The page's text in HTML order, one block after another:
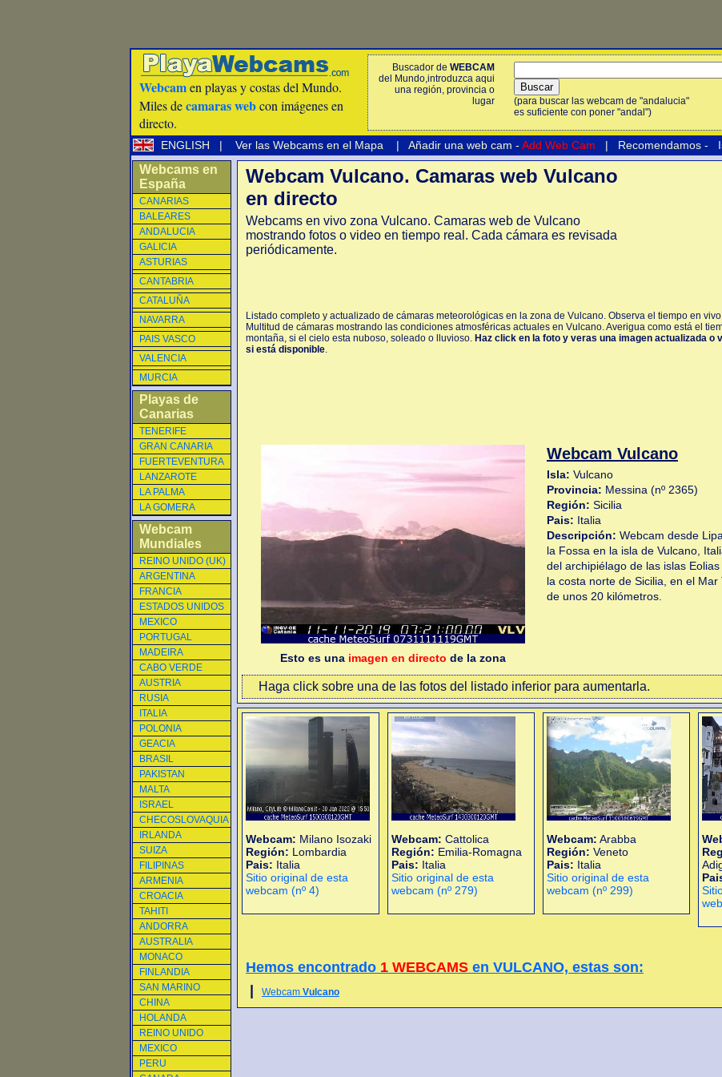
Webcamen playas y costas del Mundo.
Miles decamaras webcon imágenes en
directo.
Buscador de WEBCAM
del Mundo,introduzca aqui
una región, provincia o
lugar
(para buscar las webcam de "andalucia"
es suficiente con poner "andal")
ENGLISH | Ver las Webcams en el Mapa | Añadir una web cam - Add Web Cam | Recomendamos -
Webcams en
España
CANARIAS
BALEARES
ANDALUCIA
GALICIA
ASTURIAS
CANTABRIA
CATALUÑA
NAVARRA
PAIS VASCO
VALENCIA
MURCIA
Playas de
Canarias
TENERIFE
GRAN CANARIA
FUERTEVENTURA
LANZAROTE
LA PALMA
LA GOMERA
Webcam
Mundiales
REINO UNIDO (UK)
ARGENTINA
FRANCIA
ESTADOS UNIDOS
MEXICO
PORTUGAL
MADEIRA
CABO VERDE
AUSTRIA
RUSIA
ITALIA
POLONIA
GEACIA
BRASIL
PAKISTAN
MALTA
ISRAEL
CHECOSLOVAQUIA
IRLANDA
SUIZA
FILIPINAS
ARMENIA
CROACIA
TAHITI
ANDORRA
AUSTRALIA
MONACO
FINLANDIA
SAN MARINO
CHINA
HOLANDA
REINO UNIDO
MEXICO
PERU
Webcam Vulcano. Camaras web Vulcano
en directo
Webcams en vivo zona Vulcano. Camaras web de Vulcano
mostrando fotos o video en tiempo real. Cada cámara es revisada
periódicamente.
Listado completo y actualizado de cámaras meteorológicas en la zona de Vulcano. Observa el tiempo en
Multitud de cámaras mostrando las condiciones atmosféricas actuales en Vulcano. Averigua como está el
montaña, si el cielo esta nuboso, soleado o lluvioso. Haz click en la foto y veras una imagen actualizada o
si está disponible.
Esto es una imagen en directo de la zona
Webcam Vulcano
Isla: Vulcano
Provincia: Messina (nº 2365)
Región: Sicilia
Pais: Italia
Descripción: Webcam desde
la Fossa en la isla de Vulcano,
del archipiélago de las islas
la costa norte de Sicilia, en el
de unos 20 kilómetros.
Haga click sobre una de las fotos del listado inferior para aumentarla.
Webcam: Milano Isozaki
Región: Lombardia
Pais: Italia
Sitio original de esta
webcam (nº 4)
Webcam: Cattolica
Región: Emilia-Romagna
Pais: Italia
Sitio original de esta
webcam (nº 279)
Webcam: Arabba
Región: Veneto
Pais: Italia
Sitio original de esta
webcam (nº 299)
Hemos encontrado 1 WEBCAMS en VULCANO, estas son:
Webcam Vulcano